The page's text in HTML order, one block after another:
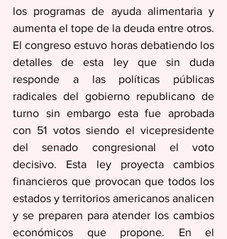
los programas de ayuda alimentaria y
aumenta el tope de la deuda entre otros.
El congreso estuvo horas debatiendo los
detalles de esta ley que sin duda
responde a las políticas públicas
radicales del gobierno republicano de
turno sin embargo esta fue aprobada
con 51 votos siendo el vicepresidente
del senado congresional el voto
decisivo. Esta ley proyecta cambios
financieros que provocan que todos los
estados y territorios americanos analicen
y se preparen para atender los cambios
económicos que propone. En el